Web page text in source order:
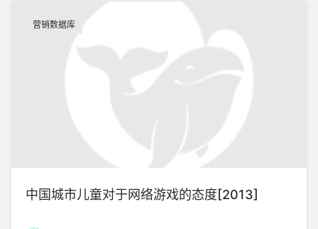
营销数据库
中国城市儿童对于网络游戏的态度[2013]